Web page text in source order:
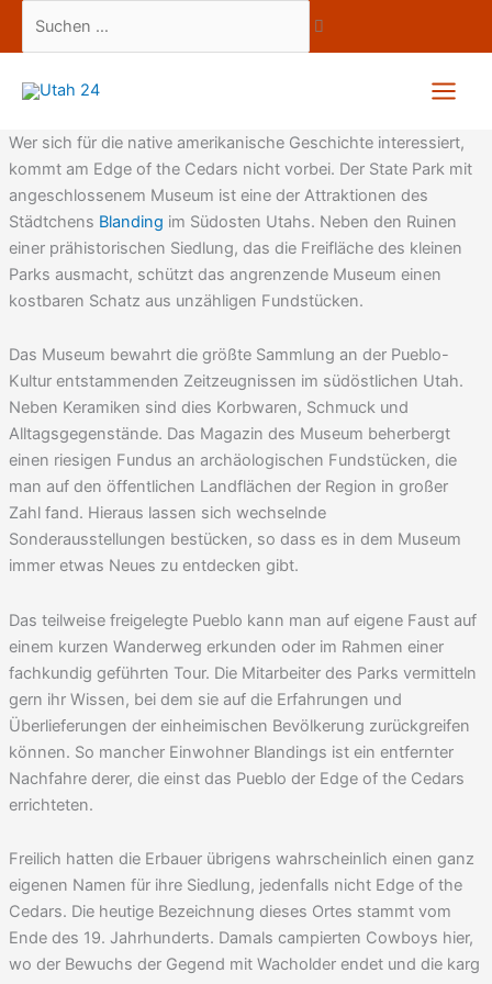
Inhalt
Wer sich für die native amerikanische Geschichte interessiert,
kommt am Edge of the Cedars nicht vorbei. Der State Park mit
angeschlossenem Museum ist eine der Attraktionen des
Städtchens Blanding im Südosten Utahs. Neben den Ruinen
einer prähistorischen Siedlung, das die Freifläche des kleinen
Parks ausmacht, schützt das angrenzende Museum einen
kostbaren Schatz aus unzähligen Fundstücken.
Das Museum bewahrt die größte Sammlung an der Pueblo-
Kultur entstammenden Zeitzeugnissen im südöstlichen Utah.
Neben Keramiken sind dies Korbwaren, Schmuck und
Alltagsgegenstände. Das Magazin des Museum beherbergt
einen riesigen Fundus an archäologischen Fundstücken, die
man auf den öffentlichen Landflächen der Region in großer
Zahl fand. Hieraus lassen sich wechselnde
Sonderausstellungen bestücken, so dass es in dem Museum
immer etwas Neues zu entdecken gibt.
Das teilweise freigelegte Pueblo kann man auf eigene Faust auf
einem kurzen Wanderweg erkunden oder im Rahmen einer
fachkundig geführten Tour. Die Mitarbeiter des Parks vermitteln
gern ihr Wissen, bei dem sie auf die Erfahrungen und
Überlieferungen der einheimischen Bevölkerung zurückgreifen
können. So mancher Einwohner Blandings ist ein entfernter
Nachfahre derer, die einst das Pueblo der Edge of the Cedars
errichteten.
Freilich hatten die Erbauer übrigens wahrscheinlich einen ganz
eigenen Namen für ihre Siedlung, jedenfalls nicht Edge of the
Cedars. Die heutige Bezeichnung dieses Ortes stammt vom
Ende des 19. Jahrhunderts. Damals campierten Cowboys hier,
wo der Bewuchs der Gegend mit Wacholder endet und die karg